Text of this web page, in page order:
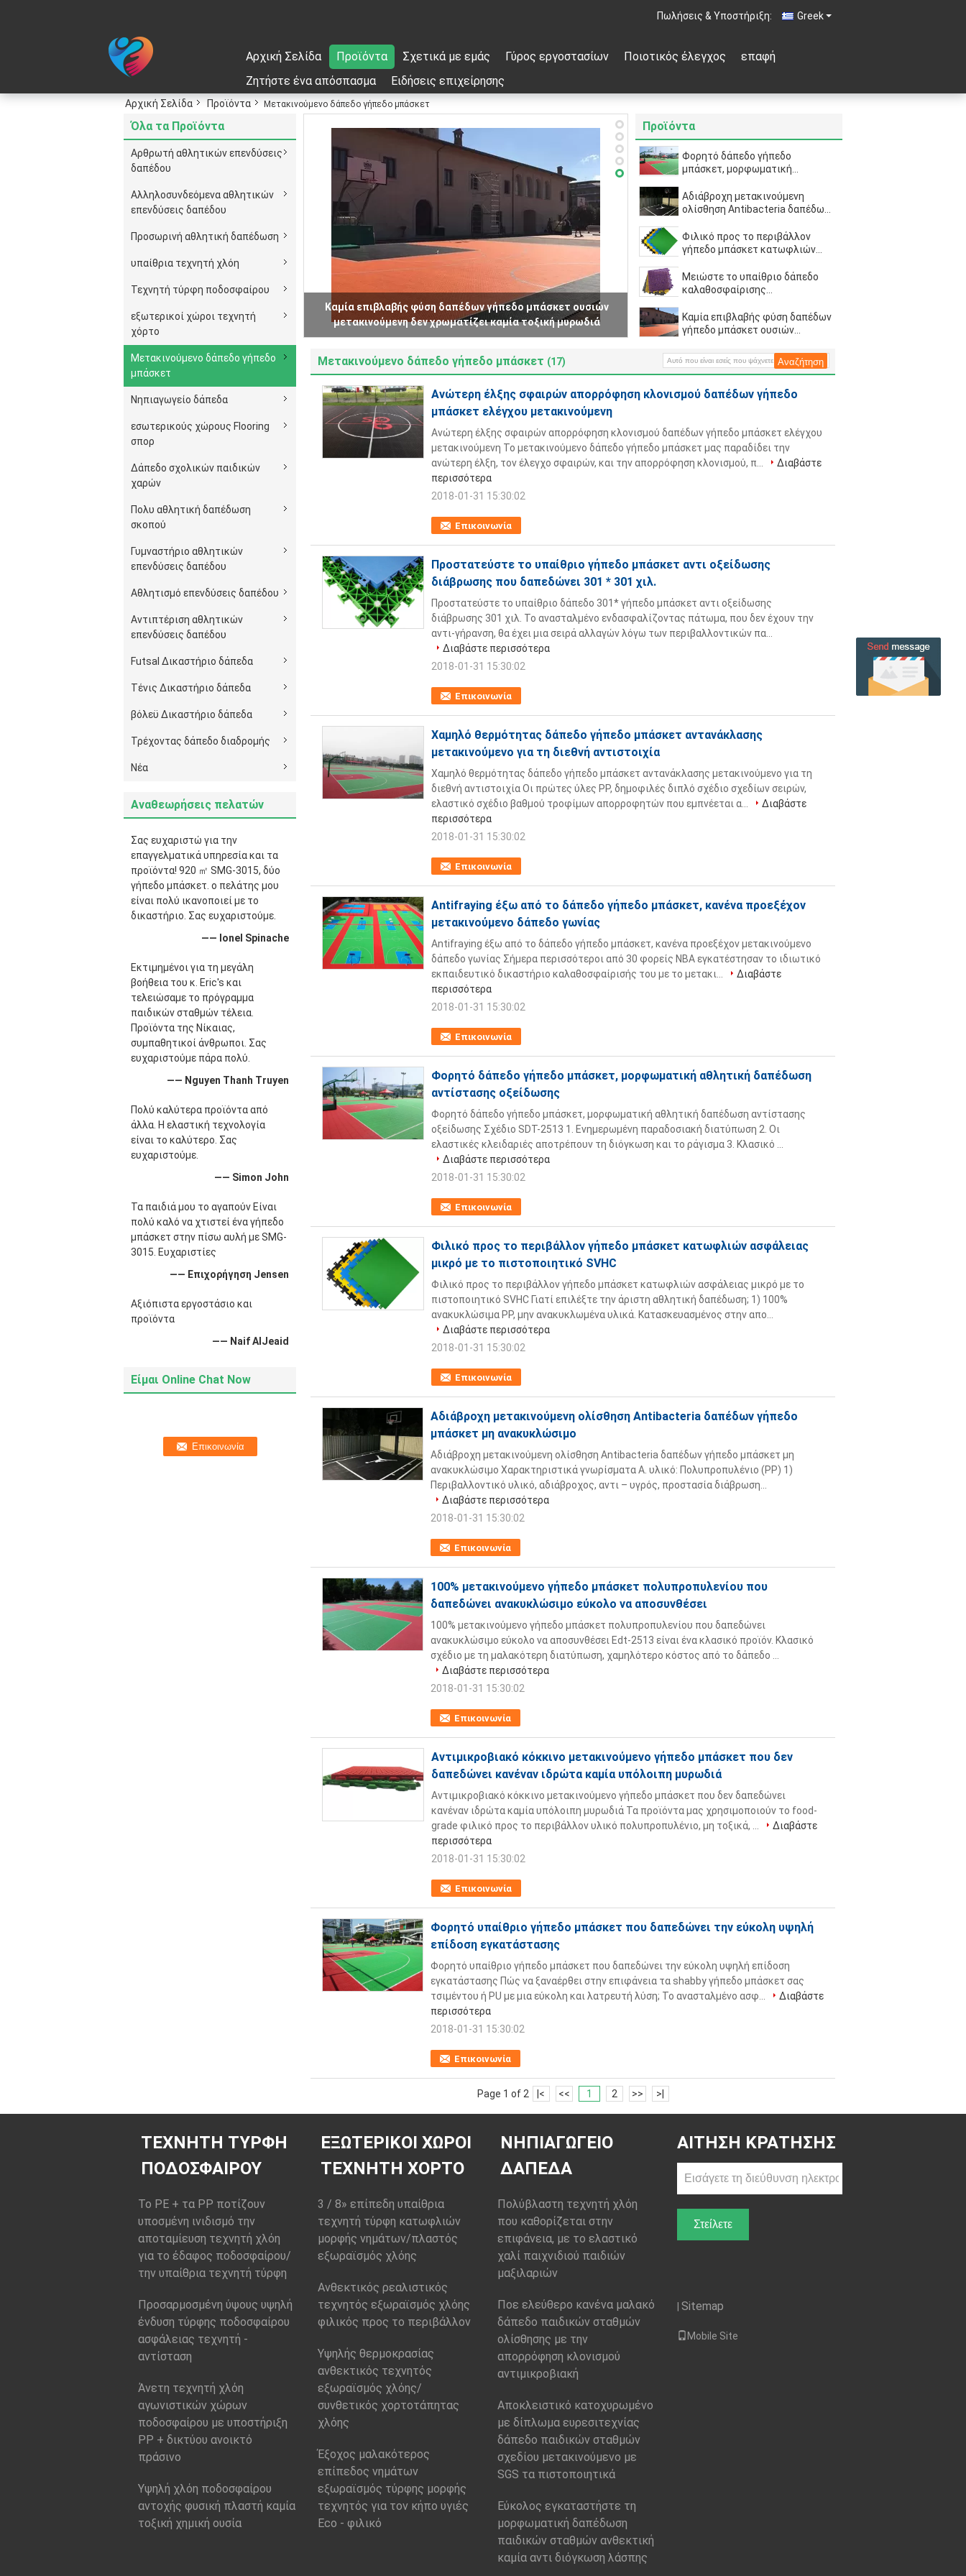
Greek
Πωλήσεις & Υποστήριξη:
Αρχική Σελίδα Προϊόντα Σχετικά με εμάς Γύρος εργοστασίων Ποιοτικός έλεγχος
επαφή
Ζητήστε ένα απόσπασμα
Ειδήσεις επιχείρησης
Αρχική Σελίδα Προϊόντα Μετακινούμενο δάπεδο γήπεδο μπάσκετ
Όλα τα Προϊόντα
Αρθρωτή αθλητικών επενδύσεις
δαπέδου
Αλληλοσυνδεόμενα αθλητικών
επενδύσεις δαπέδου
Προσωρινή αθλητική δαπέδωση
υπαίθρια τεχνητή χλόη
Τεχνητή τύρφη ποδοσφαίρου
εξωτερικοί χώροι τεχνητή
χόρτο
Μετακινούμενο δάπεδο γήπεδο
μπάσκετ
Νηπιαγωγείο δάπεδα
εσωτερικούς χώρους Flooring
σπορ
Δάπεδο σχολικών παιδικών
χαρών
Πολυ αθλητική δαπέδωση
σκοπού
Γυμναστήριο αθλητικών
επενδύσεις δαπέδου
Αθλητισμό επενδύσεις δαπέδου
Αντιπτέριση αθλητικών
επενδύσεις δαπέδου
Futsal Δικαστήριο δάπεδα
Τένις Δικαστήριο δάπεδα
βόλεϋ Δικαστήριο δάπεδα
Τρέχοντας δάπεδο διαδρομής
Νέα
Αναθεωρήσεις πελατών
Σας ευχαριστώ για την
επαγγελματικά υπηρεσία και τα
προϊόντα! 920 ㎡ SMG-3015, δύο
γήπεδο μπάσκετ. ο πελάτης μου
είναι πολύ ικανοποιεί με το
δικαστήριο. Σας ευχαριστούμε.
—— Ionel Spinache
Εκτιμημένοι για τη μεγάλη
βοήθεια του κ. Eric's και
τελειώσαμε το πρόγραμμα
παιδικών σταθμών τέλεια.
Προϊόντα της Νίκαιας,
συμπαθητικοί άνθρωποι. Σας
ευχαριστούμε πάρα πολύ.
—— Nguyen Thanh Truyen
Πολύ καλύτερα προϊόντα από
άλλα. Η ελαστική τεχνολογία
είναι το καλύτερο. Σας
ευχαριστούμε.
—— Simon John
Τα παιδιά μου το αγαπούν Είναι
πολύ καλό να χτιστεί ένα γήπεδο
μπάσκετ στην πίσω αυλή με SMG-
3015. Ευχαριστίες
—— Επιχορήγηση Jensen
Αξιόπιστα εργοστάσιο και
προϊόντα
—— Naif AlJeaid
Είμαι Online Chat Now
Καμία επιβλαβής φύση δαπέδων γήπεδο μπάσκετ ουσιών
μετακινούμενη δεν χρωματίζει καμία τοξική μυρωδιά
Προϊόντα
Φορητό δάπεδο γήπεδο
μπάσκετ, μορφωματική
οξείδωσης
Αδιάβροχη μετακινούμενη
ολίσθηση Antibacteria δαπέδων
ανακυκλώσιμο
Φιλικό προς το περιβάλλον
γήπεδο μπάσκετ κατωφλιών
πιστοποιητικό SVHC
Μειώστε το υπαίθριο δάπεδο
καλαθοσφαίρισης
πορφυρό μετακινούμενο
υπαίθριο δάπεδο
Καμία επιβλαβής φύση δαπέδων
γήπεδο μπάσκετ ουσιών
καμία τοξική μυρωδιά
Μετακινούμενο δάπεδο γήπεδο μπάσκετ (17)
Ανώτερη έλξης σφαιρών απορρόφηση κλονισμού δαπέδων γήπεδο
μπάσκετ ελέγχου μετακινούμενη
Επικοινωνία
Ανώτερη έλξης σφαιρών απορρόφηση κλονισμού δαπέδων γήπεδο μπάσκετ ελέγχου
μετακινούμενη Το μετακινούμενο δάπεδο γήπεδο μπάσκετ μας παραδίδει την
ανώτερη έλξη, τον έλεγχο σφαιρών, και την απορρόφηση κλονισμού, π...
Διαβάστε
περισσότερα
2018-01-31 15:30:02
Προστατεύστε το υπαίθριο γήπεδο μπάσκετ αντι οξείδωσης
διάβρωσης που δαπεδώνει 301 * 301 χιλ.
Επικοινωνία
Προστατεύστε το υπαίθριο δάπεδο 301* γήπεδο μπάσκετ αντι οξείδωσης
διάβρωσης 301 χιλ. Το ανασταλμένο ενδασφαλίζοντας πάτωμα, που δεν έχουν την
αντι-γήρανση, θα έχει μια σειρά αλλαγών λόγω των περιβαλλοντικών πα...
Διαβάστε περισσότερα
2018-01-31 15:30:02
Χαμηλό θερμότητας δάπεδο γήπεδο μπάσκετ αντανάκλασης
μετακινούμενο για τη διεθνή αντιστοιχία
Επικοινωνία
Χαμηλό θερμότητας δάπεδο γήπεδο μπάσκετ αντανάκλασης μετακινούμενο για τη
διεθνή αντιστοιχία Οι πρώτες ύλες PP, δημοφιλές διπλό σχέδιο σχεδίων σειρών,
ελαστικό σχέδιο βαθμού τροφίμων απορροφητών που εμπνέεται α...
Διαβάστε
περισσότερα
2018-01-31 15:30:02
Antifraying έξω από το δάπεδο γήπεδο μπάσκετ, κανένα προεξέχον
μετακινούμενο δάπεδο γωνίας
Επικοινωνία
Antifraying έξω από το δάπεδο γήπεδο μπάσκετ, κανένα προεξέχον μετακινούμενο
δάπεδο γωνίας Σήμερα περισσότεροι από 30 φορείς ΝΒΑ εγκατέστησαν το ιδιωτικό
εκπαιδευτικό δικαστήριο καλαθοσφαίρισής του με το μετακι...
Διαβάστε
περισσότερα
2018-01-31 15:30:02
Φορητό δάπεδο γήπεδο μπάσκετ, μορφωματική αθλητική δαπέδωση
αντίστασης οξείδωσης
Επικοινωνία
Φορητό δάπεδο γήπεδο μπάσκετ, μορφωματική αθλητική δαπέδωση αντίστασης
οξείδωσης Σχέδιο SDT-2513 1. Ενημερωμένη παραδοσιακή διατύπωση 2. Οι
ελαστικές κλειδαριές αποτρέπουν τη διόγκωση και το ράγισμα 3. Κλασικό ...
Διαβάστε περισσότερα
2018-01-31 15:30:02
Φιλικό προς το περιβάλλον γήπεδο μπάσκετ κατωφλιών ασφάλειας
μικρό με το πιστοποιητικό SVHC
Επικοινωνία
Φιλικό προς το περιβάλλον γήπεδο μπάσκετ κατωφλιών ασφάλειας μικρό με το
πιστοποιητικό SVHC Γιατί επιλέξτε την άριστη αθλητική δαπέδωση; 1) 100%
ανακυκλώσιμα PP, μην ανακυκλωμένα υλικά. Κατασκευασμένος στην απο...
Διαβάστε περισσότερα
2018-01-31 15:30:02
Αδιάβροχη μετακινούμενη ολίσθηση Antibacteria δαπέδων γήπεδο
μπάσκετ μη ανακυκλώσιμο
Επικοινωνία
Αδιάβροχη μετακινούμενη ολίσθηση Antibacteria δαπέδων γήπεδο μπάσκετ μη
ανακυκλώσιμο Χαρακτηριστικά γνωρίσματα Α. υλικό: Πολυπροπυλένιο (PP) 1)
Περιβαλλοντικό υλικό, αδιάβροχος, αντι – υγρός, προστασία διάβρωση...
Διαβάστε περισσότερα
2018-01-31 15:30:02
100% μετακινούμενο γήπεδο μπάσκετ πολυπροπυλενίου που
δαπεδώνει ανακυκλώσιμο εύκολο να αποσυνθέσει
Επικοινωνία
100% μετακινούμενο γήπεδο μπάσκετ πολυπροπυλενίου που δαπεδώνει
ανακυκλώσιμο εύκολο να αποσυνθέσει Edt-2513 είναι ένα κλασικό προϊόν. Κλασικό
σχέδιο με τη μαλακότερη διατύπωση, χαμηλότερο κόστος από το δάπεδο ...
Διαβάστε περισσότερα
2018-01-31 15:30:02
Αντιμικροβιακό κόκκινο μετακινούμενο γήπεδο μπάσκετ που δεν
δαπεδώνει κανέναν ιδρώτα καμία υπόλοιπη μυρωδιά
Επικοινωνία
Αντιμικροβιακό κόκκινο μετακινούμενο γήπεδο μπάσκετ που δεν δαπεδώνει
κανέναν ιδρώτα καμία υπόλοιπη μυρωδιά Τα προϊόντα μας χρησιμοποιούν το food-
grade φιλικό προς το περιβάλλον υλικό πολυπροπυλένιο, μη τοξικά, ...
Διαβάστε
περισσότερα
2018-01-31 15:30:02
Φορητό υπαίθριο γήπεδο μπάσκετ που δαπεδώνει την εύκολη υψηλή
επίδοση εγκατάστασης
Επικοινωνία
Φορητό υπαίθριο γήπεδο μπάσκετ που δαπεδώνει την εύκολη υψηλή επίδοση
εγκατάστασης Πώς να ξαναέρθει στην επιφάνεια τα shabby γήπεδο μπάσκετ σας
τσιμέντου ή PU με μια εύκολη και λατρευτή λύση; Το ανασταλμένο ασφ...
Διαβάστε
περισσότερα
2018-01-31 15:30:02
Page 1 of 2 |< << 1 2 >> >|
ΤΕΧΝΗΤΉ ΤΎΡΦΗ
ΠΟΔΟΣΦΑΊΡΟΥ
Το PE + τα PP ποτίζουν
υποσμένη ινιδισμό την
αποταμίευση τεχνητή χλόη
για το έδαφος ποδοσφαίρου/
την υπαίθρια τεχνητή τύρφη
Προσαρμοσμένη ύψους υψηλή
ένδυση τύρφης ποδοσφαίρου
ασφάλειας τεχνητή -
αντίσταση
Άνετη τεχνητή χλόη
αγωνιστικών χώρων
ποδοσφαίρου με υποστήριξη
PP + δικτύου ανοικτό
πράσινο
Υψηλή χλόη ποδοσφαίρου
αντοχής φυσική πλαστή καμία
τοξική χημική ουσία
ΕΞΩΤΕΡΙΚΟΊ ΧΏΡΟΙ
ΤΕΧΝΗΤΉ ΧΌΡΤΟ
3 / 8» επίπεδη υπαίθρια
τεχνητή τύρφη κατωφλιών
μορφής νημάτων/πλαστός
εξωραϊσμός χλόης
Ανθεκτικός ρεαλιστικός
τεχνητός εξωραϊσμός χλόης
φιλικός προς το περιβάλλον
Υψηλής θερμοκρασίας
ανθεκτικός τεχνητός
εξωραϊσμός χλόης/
συνθετικός χορτοτάπητας
χλόης
Έξοχος μαλακότερος
επίπεδος νημάτων
εξωραϊσμός τύρφης μορφής
τεχνητός για τον κήπο υγιές
Eco - φιλικό
ΝΗΠΙΑΓΩΓΕΊΟ
ΔΆΠΕΔΑ
Πολύβλαστη τεχνητή χλόη
που καθορίζεται στην
επιφάνεια, με το ελαστικό
χαλί παιχνιδιού παιδιών
μαξιλαριών
Ποε ελεύθερο κανένα μαλακό
δάπεδο παιδικών σταθμών
ολίσθησης με την
απορρόφηση κλονισμού
αντιμικροβιακή
Αποκλειστικό κατοχυρωμένο
με δίπλωμα ευρεσιτεχνίας
δάπεδο παιδικών σταθμών
σχεδίου μετακινούμενο με
SGS τα πιστοποιητικά
Εύκολος εγκαταστήστε τη
μορφωματική δαπέδωση
παιδικών σταθμών ανθεκτική
καμία αντι διόγκωση λάσπης
ΑΊΤΗΣΗ ΚΡΆΤΗΣΗΣ
Στείλετε
Sitemap
Mobile Site